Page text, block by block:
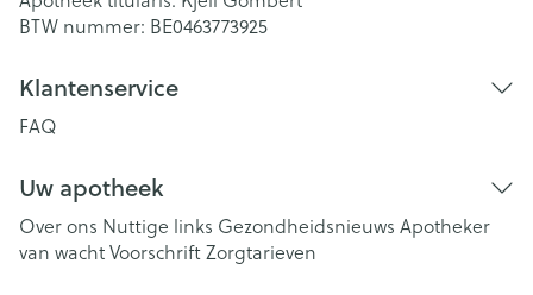
BTW nummer: BE0463773925
Klantenservice
FAQ
Uw apotheek
Over ons Nuttige links Gezondheidsnieuws Apotheker
van wachtVoorschriftZorgtarieven